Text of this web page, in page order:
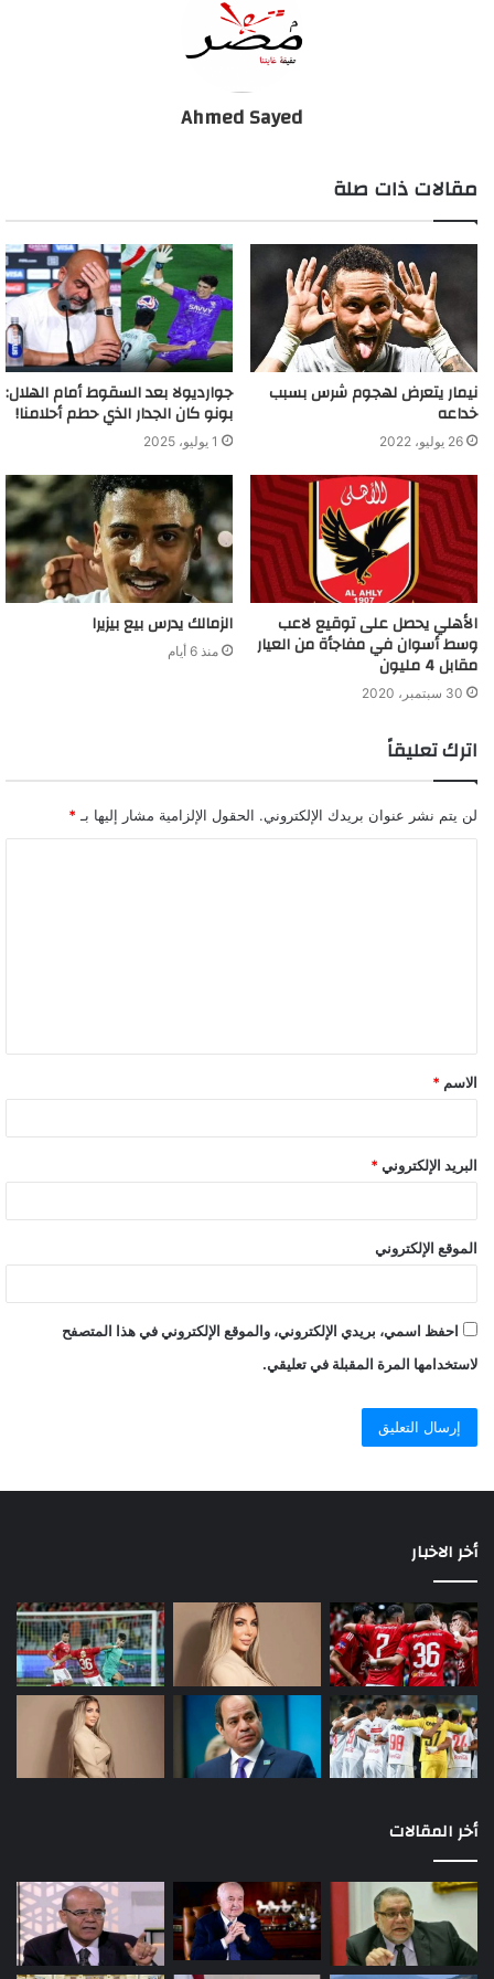
إصابة رئيس نادي إيطالي بفيروس كورونا
Ahmed Sayed
مقالات ذات صلة
نيمار يتعرض لهجوم شرس بسبب
خداعه
26 يوليو، 2022
جوارديولا بعد السقوط أمام الهلال:
بونو كان الجدار الذي حطم أحلامنا!
1 يوليو، 2025
الأهلي يحصل على توقيع لاعب
وسط أسوان في مفاجأة من العيار
مقابل 4 مليون
30 سبتمبر، 2020
الزمالك يدرس بيع بيزيرا
منذ 6 أيام
اترك تعليقاً
لن يتم نشر عنوان بريدك الإلكتروني. الحقول الإلزامية مشار إليها بـ *
الاسم *
البريد الإلكتروني *
الموقع الإلكتروني
احفظ اسمي، بريدي الإلكتروني، والموقع الإلكتروني في هذا المتصفح
لاستخدامها المرة المقبلة في تعليقي.
أخر الاخبار
أخر المقالات